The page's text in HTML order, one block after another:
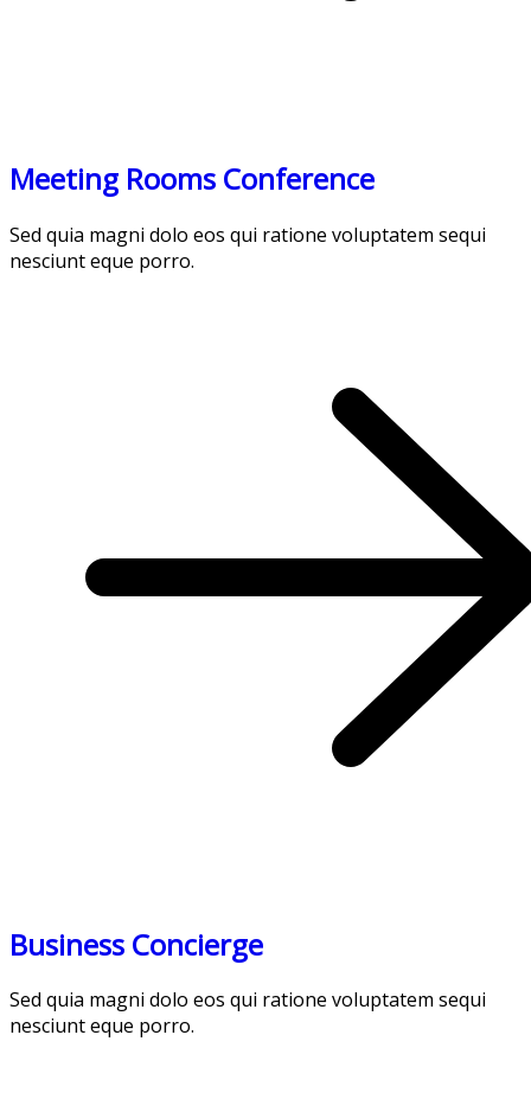
Meeting Rooms Conference
Sed quia magni dolo eos qui ratione voluptatem sequi
nesciunt eque porro.
Business Concierge
Sed quia magni dolo eos qui ratione voluptatem sequi
nesciunt eque porro.